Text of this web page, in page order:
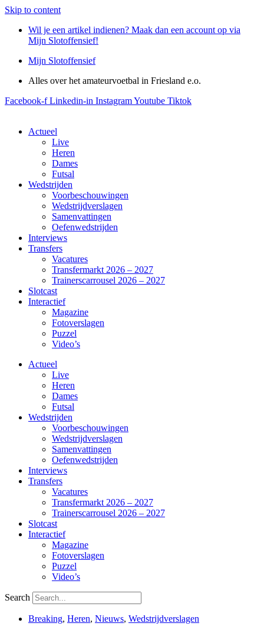
Skip to content
Wil je een artikel indienen? Maak dan een account op via
Mijn Slotoffensief!
Mijn Slotoffensief
Alles over het amateurvoetbal in Friesland e.o.
Facebook-f Linkedin-in InstagramYoutube Tiktok
Actueel
Live
Heren
Dames
Futsal
Wedstrijden
Voorbeschouwingen
Wedstrijdverslagen
Samenvattingen
Oefenwedstrijden
Interviews
Transfers
Vacatures
Transfermarkt 2026 – 2027
Trainerscarrousel 2026 – 2027
Slotcast
Interactief
Magazine
Fotoverslagen
Puzzel
Video’s
Actueel
Live
Heren
Dames
Futsal
Wedstrijden
Voorbeschouwingen
Wedstrijdverslagen
Samenvattingen
Oefenwedstrijden
Interviews
Transfers
Vacatures
Transfermarkt 2026 – 2027
Trainerscarrousel 2026 – 2027
Slotcast
Interactief
Magazine
Fotoverslagen
Puzzel
Video’s
Search
Breaking, Heren, Nieuws, Wedstrijdverslagen